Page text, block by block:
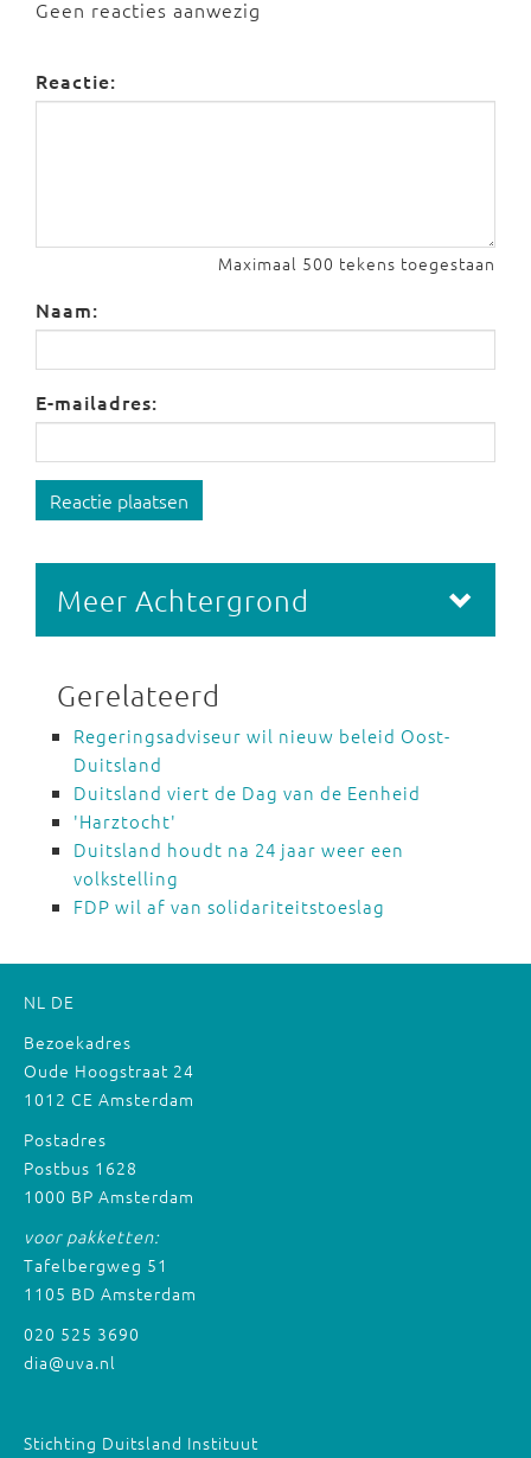
Geen reacties aanwezig
Reactie:
Maximaal 500 tekens toegestaan
Naam:
E-mailadres:
Reactie plaatsen
Meer Achtergrond
Gerelateerd
Regeringsadviseur wil nieuw beleid Oost-
Duitsland
Duitsland viert de Dag van de Eenheid
'Harztocht'
Duitsland houdt na 24 jaar weer een
volkstelling
FDP wil af van solidariteitstoeslag
NL DE
Bezoekadres
Oude Hoogstraat 24
1012 CE Amsterdam
Postadres
Postbus 1628
1000 BP Amsterdam
voor pakketten:
Tafelbergweg 51
1105 BD Amsterdam
020 525 3690
dia@uva.nl
Stichting Duitsland Instituut